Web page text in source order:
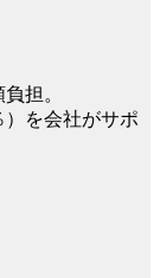
担。
）を会社がサポ